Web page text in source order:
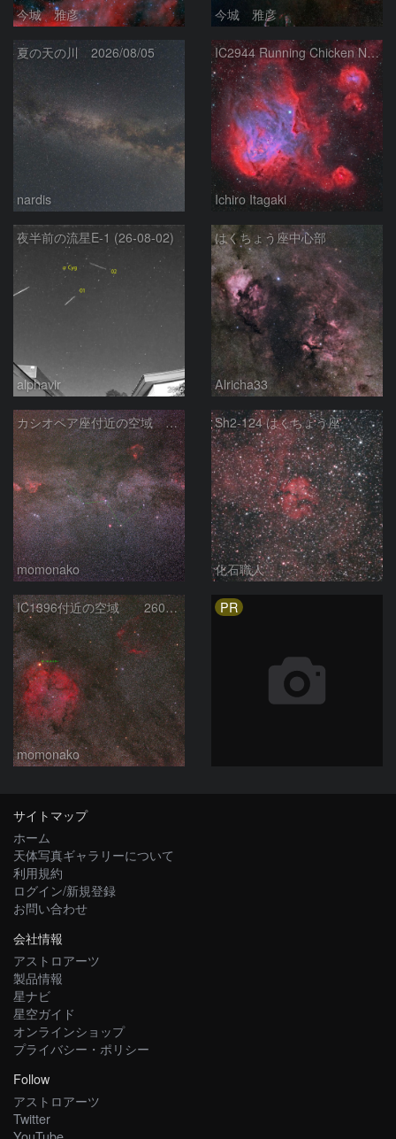
今城 雅彦 今城 雅彦
夏の天の川 2026/08/05
nardis
IC2944 Running Chicken Nebula
Ichiro Itagaki
夜半前の流星E-1 (26-08-02)
alphavir
はくちょう座中心部
Alricha33
カシオペア座付近の空域 260720
momonako
Sh2-124 はくちょう座
化石職人
IC1396付近の空域 260720
momonako
PR
サイトマップ
ホーム
天体写真ギャラリーについて
利用規約
ログイン/新規登録
お問い合わせ
会社情報
アストロアーツ
製品情報
星ナビ
星空ガイド
オンラインショップ
プライバシー・ポリシー
Follow
アストロアーツ
Twitter